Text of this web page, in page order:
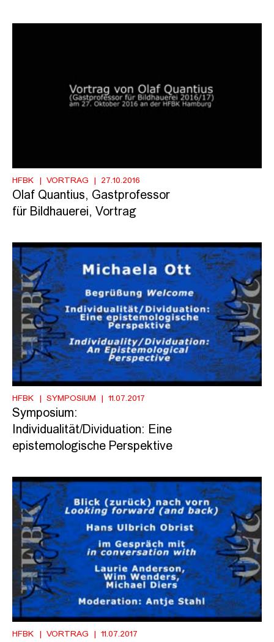
HFBK VORTRAG 27.10.2016
Olaf Quantius, Gastprofessor
für Bildhauerei, Vortrag
HFBK SYMPOSIUM 11.07.2017
Symposium:
Individualität/Dividuation: Eine
epistemologische Perspektive
HFBK VORTRAG 11.07.2017